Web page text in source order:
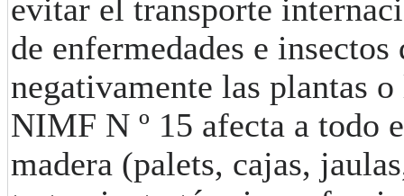
evitar el transporte
de enfermedades e
negativamente las plantas
NIMF N º 15 afecta a todo
madera (palets, cajas,